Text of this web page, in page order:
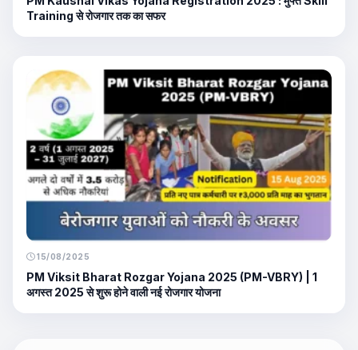
Training से रोजगार तक का सफर
15/08/2025
PM Viksit Bharat Rozgar Yojana 2025 (PM-VBRY) | 1
अगस्त 2025 से शुरू होने वाली नई रोजगार योजना